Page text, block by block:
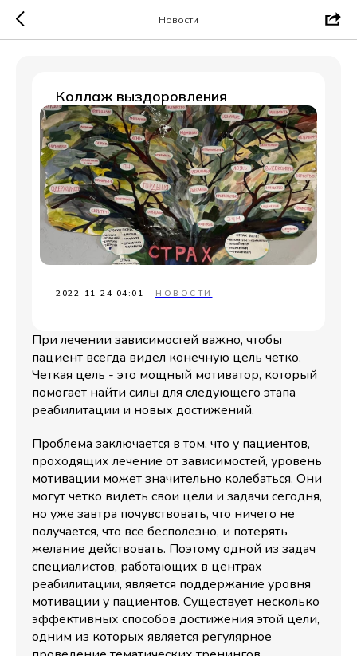
Новости
Коллаж выздоровления
2022-11-24 04:01 НОВОСТИ
При лечении зависимостей важно, чтобы
пациент всегда видел конечную цель четко.
Четкая цель - это мощный мотиватор, который
помогает найти силы для следующего этапа
реабилитации и новых достижений.
Проблема заключается в том, что у пациентов,
проходящих лечение от зависимостей, уровень
мотивации может значительно колебаться. Они
могут четко видеть свои цели и задачи сегодня,
но уже завтра почувствовать, что ничего не
получается, что все бесполезно, и потерять
желание действовать. Поэтому одной из задач
специалистов, работающих в центрах
реабилитации, является поддержание уровня
мотивации у пациентов. Существует несколько
эффективных способов достижения этой цели,
одним из которых является регулярное